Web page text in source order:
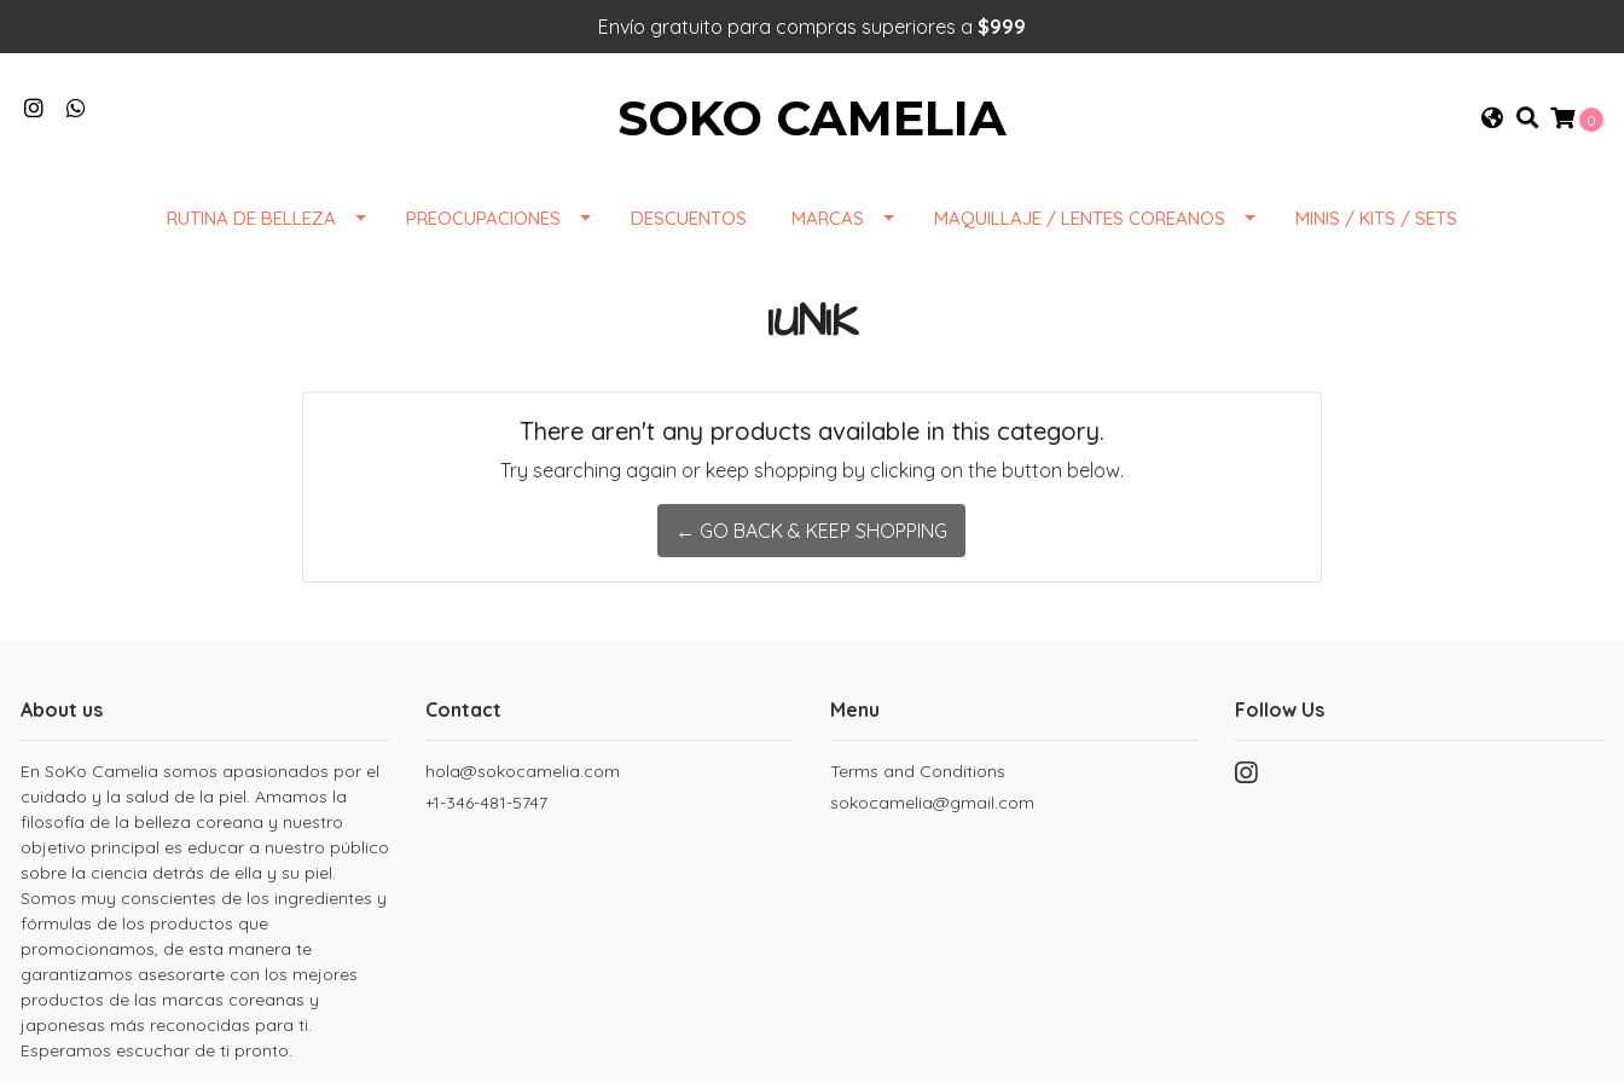
Envío gratuito para compras superiores a $999
SOKO CAMELIA 0
RUTINA DE BELLEZA PREOCUPACIONES DESCUENTOS MARCAS MAQUILLAJE / LENTES COREANOS MINIS / KITS / SETS
IUNIK
There aren't any products available in this category.
Try searching again or keep shopping by clicking on the button below.
← GO BACK & KEEP SHOPPING
About us
En SoKo Camelia somos apasionados por el
cuidado y la salud de la piel. Amamos la
filosofía de la belleza coreana y nuestro
objetivo principal es educar a nuestro público
sobre la ciencia detrás de ella y su piel.
Somos muy conscientes de los ingredientes y
fórmulas de los productos que
promocionamos, de esta manera te
garantizamos asesorarte con los mejores
productos de las marcas coreanas y
japonesas más reconocidas para ti.
Esperamos escuchar de ti pronto.
Contact
hola@sokocamelia.com
+1-346-481-5747
Menu
Terms and Conditions
sokocamelia@gmail.com
Follow Us